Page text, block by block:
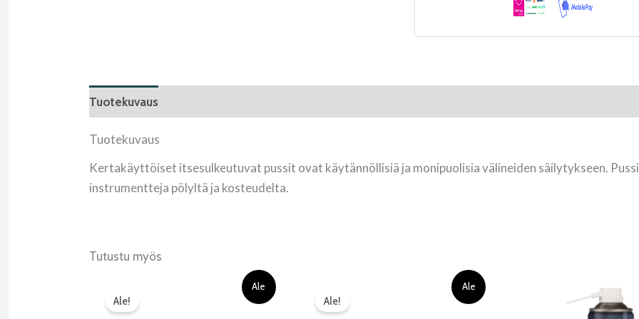
Tuotekuvaus
Tuotekuvaus
Kertakäyttöiset itsesulkeutuvat pussit ovat käytännöllisiä ja monipuolisia välineiden säilytykseen.
instrumentteja pölyltä ja kosteudelta.
Tutustu myös
Ale
Ale!
Ale
Ale!
oli: